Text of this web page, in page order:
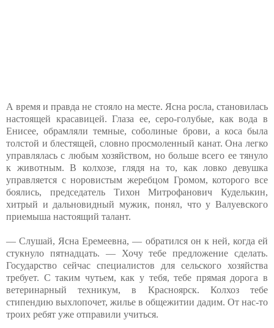
А время и правда не стояло на месте. Ясна росла, становилась
настоящей красавицей. Глаза ее, серо-голубые, как вода в
Енисее, обрамляли темные, соболиные брови, а коса была
толстой и блестящей, словно просмоленный канат. Она легко
управлялась с любым хозяйством, но больше всего ее тянуло
к животным. В колхозе, глядя на то, как ловко девушка
управляется с норовистым жеребцом Громом, которого все
боялись, председатель Тихон Митрофанович Куделькин,
хитрый и дальновидный мужик, понял, что у Валуевского
приемыша настоящий талант.
— Слушай, Ясна Еремеевна, — обратился он к ней, когда ей
стукнуло пятнадцать. — Хочу тебе предложение сделать.
Государство сейчас специалистов для сельского хозяйства
требует. С таким чутьем, как у тебя, тебе прямая дорога в
ветеринарный техникум, в Красноярск. Колхоз тебе
стипендию выхлопочет, жилье в общежитии дадим. От нас-то
троих ребят уже отправили учиться.